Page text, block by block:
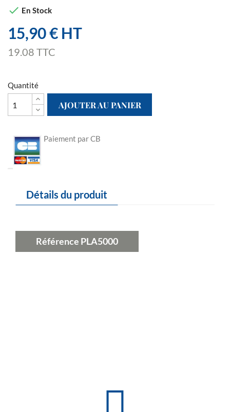
 En Stock
15,90 € HT
19.08 TTC
Quantité
AJOUTER AU PANIER
Paiement par CB
Détails du produit
Référence PLA5000